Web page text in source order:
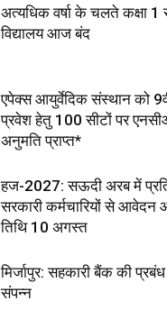
अत्यधिक वर्षा के चलते कक्षा
विद्यालय आज बंद
एपेक्स आयुर्वेदिक संस्थान को
प्रवेश हेतु 100 सीटों पर
अनुमति प्राप्त*
हज-2027: सऊदी अरब में
सरकारी कर्मचारियों से आवेदन
तिथि 10 अगस्त
मिर्जापुर: सहकारी बैंक की
संपन्न